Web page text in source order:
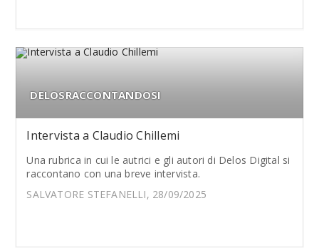
DELOSRACCONTANDOSI
Intervista a Claudio Chillemi
Una rubrica in cui le autrici e gli autori di Delos Digital si
raccontano con una breve intervista.
SALVATORE STEFANELLI, 28/09/2025